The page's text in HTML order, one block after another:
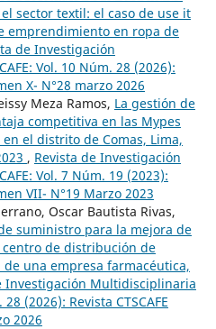
sector textil: el caso de use it
emprendimiento en ropa de
de Investigación
Vol. 10 Núm. 28 (2026):
X- N°28 marzo 2026
Meza Ramos, La gestión de
competitiva en las Mypes
el distrito de Comas, Lima,
, Revista de Investigación
Vol. 7 Núm. 19 (2023):
VII- N°19 Marzo 2023
Oscar Bautista Rivas,
suministro para la mejora de
de distribución de
una empresa farmacéutica,
Investigación Multidisciplinaria
(2026): Revista CTSCAFE
2026